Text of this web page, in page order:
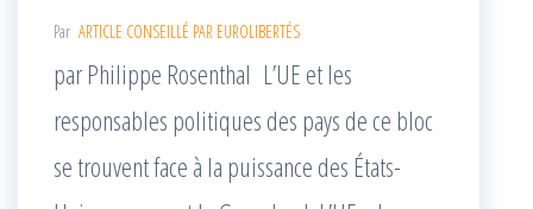
Par ARTICLE CONSEILLÉ PAR EUROLIBERTÉS
par Philippe Rosenthal L’UE et les
responsables politiques des pays de ce bloc
se trouvent face à la puissance des États-